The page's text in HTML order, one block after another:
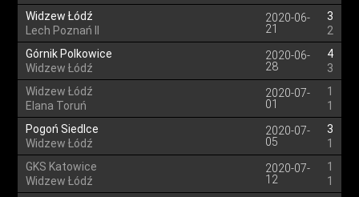
Widzew Łódź
Lech Poznań II
2020-06-
21
3
2
Górnik Polkowice
Widzew Łódź
2020-06-
28
4
3
Widzew Łódź
Elana Toruń
2020-07-
01
1
1
Pogoń Siedlce
Widzew Łódź
2020-07-
05
3
1
GKS Katowice
Widzew Łódź
2020-07-
12
1
1